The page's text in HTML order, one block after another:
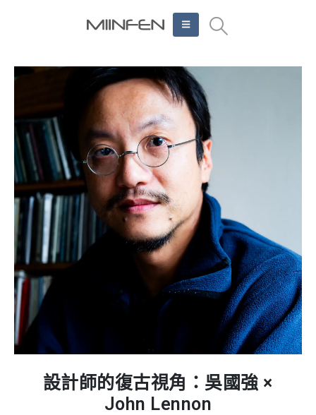
設計師的復古視角：吳國強 ×
John Lennon